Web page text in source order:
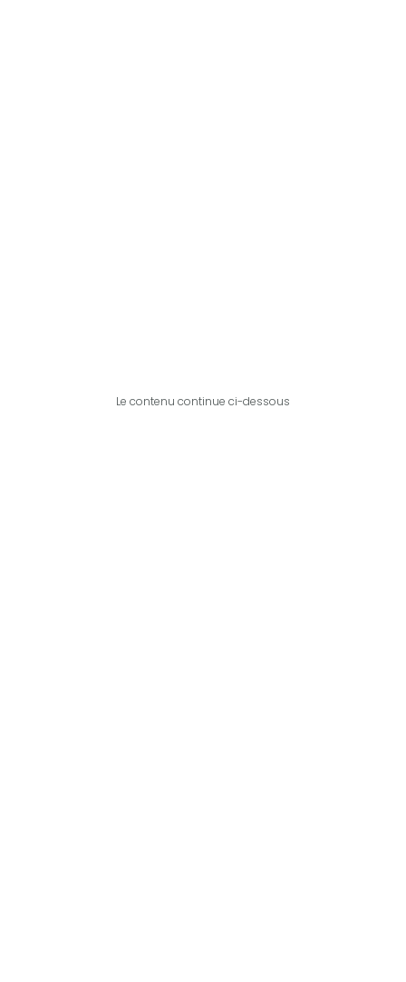
Le contenu continue ci-dessous